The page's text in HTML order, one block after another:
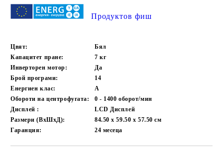
Продуктов фиш
Цвят:
Бял
Капацитет пране:
7кг
Инверторен мотор:
Да
Брой програми:
14
Енергиен клас:
А
Обороти на центрофугата:
0 - 1400оборот/мин
Дисплей :
LCD Дисплей
Размери (ВхШхД):
84.50 х 59.50 х 57.50см
Гаранция:
24 месеца